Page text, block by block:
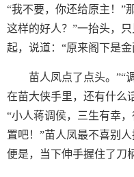
“我不要，你还给原主！”
这样的好人？”一抬头，
起，说道：“原来阁下是
苗人凤点了点头。”“
在苗大侠手里，还有什么
“小人蒋调侯，三生有幸
置吧！”苗人凤最不喜别
便是，当下伸手握住了刀